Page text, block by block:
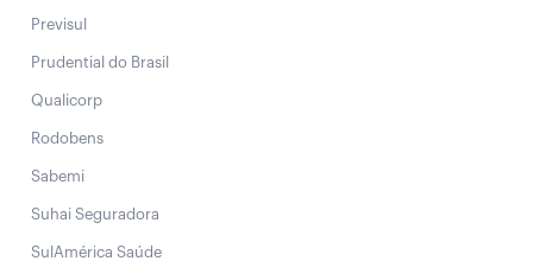
Previsul
Prudential do Brasil
Qualicorp
Rodobens
Sabemi
Suhai Seguradora
SulAmérica Saúde